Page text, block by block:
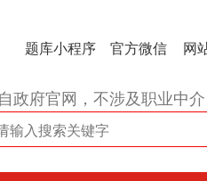
题库小程序 官方微信 网
政府官网，不涉及职业中